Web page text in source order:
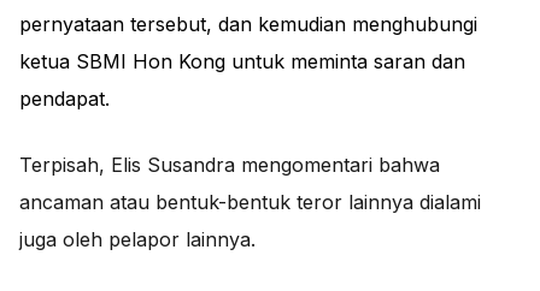
pernyataan tersebut, dan kemudian menghubungi
ketua SBMI Hon Kong untuk meminta saran dan
pendapat.
Terpisah, Elis Susandra mengomentari bahwa
ancaman atau bentuk-bentuk teror lainnya dialami
juga oleh pelapor lainnya.